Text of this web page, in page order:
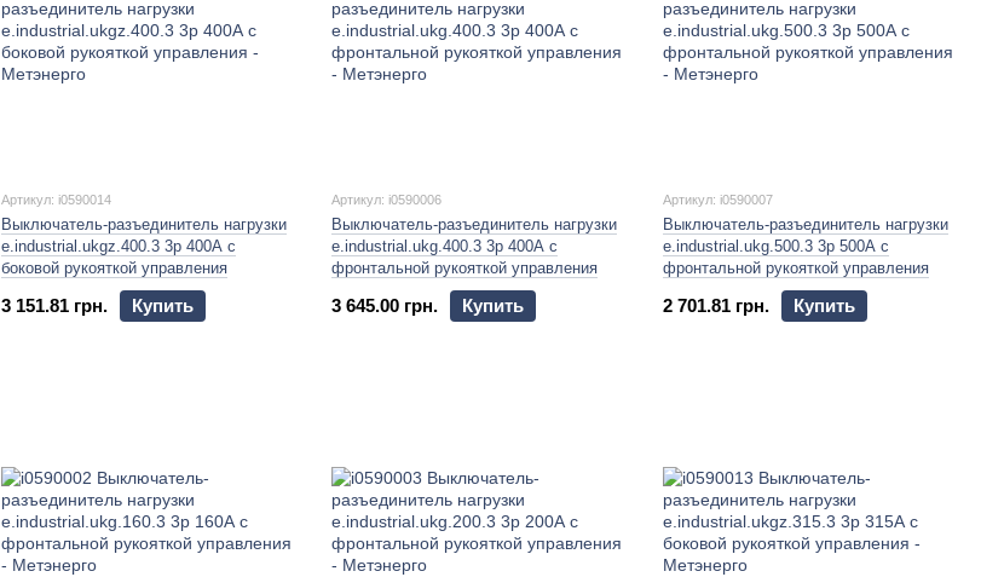
Артикул: i0590014
Выключатель-разъединитель нагрузки
e.industrial.ukgz.400.3 3р 400А с
боковой рукояткой управления
3 151.81 грн. Купить
Артикул: i0590006
Выключатель-разъединитель нагрузки
e.industrial.ukg.400.3 3р 400А с
фронтальной рукояткой управления
3 645.00 грн. Купить
Артикул: i0590007
Выключатель-разъединитель нагрузки
e.industrial.ukg.500.3 3р 500А с
фронтальной рукояткой управления
2 701.81 грн. Купить